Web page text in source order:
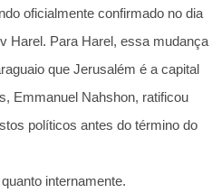
oficialmente confirmado no dia
Harel. Para Harel, essa mudança
que Jerusalém é a capital
Emmanuel Nahshon, ratificou
políticos antes do término do
internamente.